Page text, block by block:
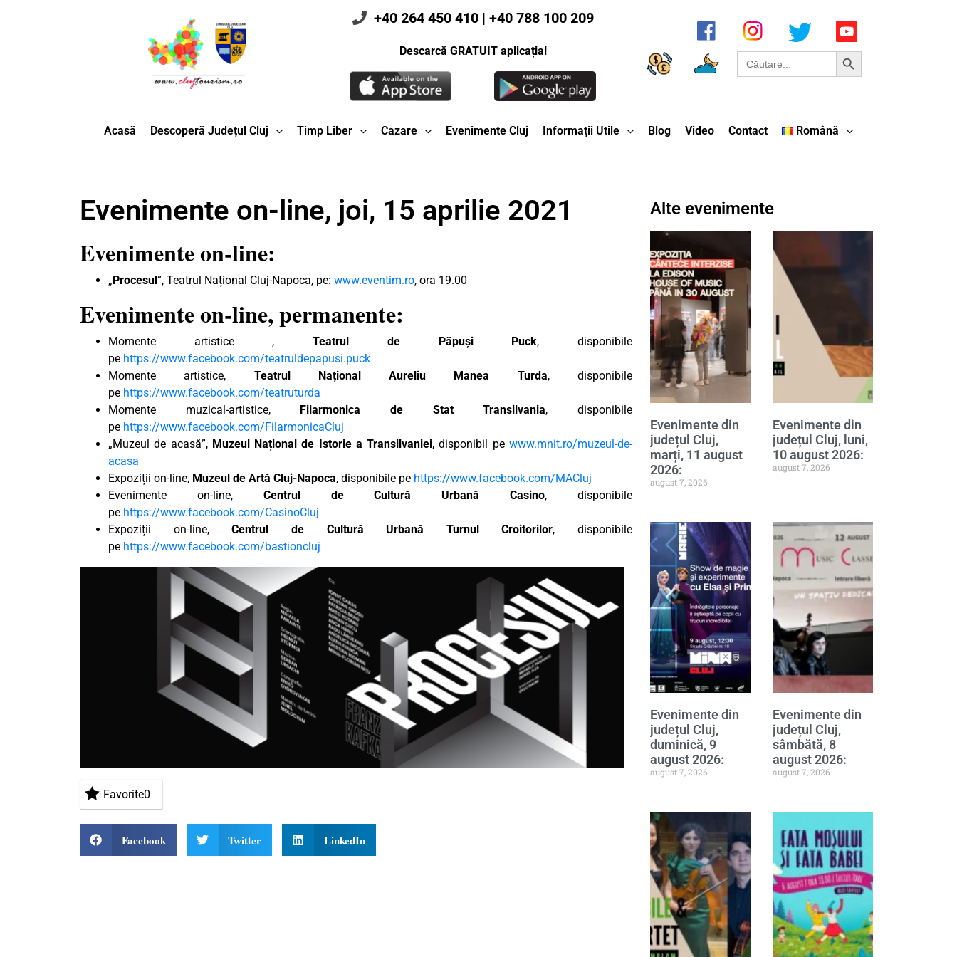
+40 264 450 410 | +40 788 100 209
Descarcă GRATUIT aplicația! Search
for:
Search Button
Acasă Descoperă Județul Cluj Timp Liber Cazare Evenimente Cluj Informații Utile Blog Video Contact Română
Evenimente on-line, joi, 15 aprilie 2021
Evenimente on-line:
„ Procesul ”, Teatrul Național Cluj-Napoca, pe: www.eventim.ro, ora 19.00
Evenimente on-line, permanente:
Momente artistice ,Teatrul de Păpuși Puck, disponibile
pe https://www.facebook.com/teatruldepapusi.puck
Momente artistice, Teatrul Național Aureliu Manea Turda, disponibile
pe https://www.facebook.com/teatruturda
Momente muzical-artistice,
Filarmonica de Stat Transilvania, disponibile
pe https://www.facebook.com/FilarmonicaCluj
„Muzeul de acasă”, Muzeul Național de Istorie a Transilvaniei, disponibil pewww.mnit.ro/muzeul-de-
acasa
Expoziții on-line, Muzeul de Artă Cluj-Napoca, disponibile pe https://www.facebook.com/MACluj
Evenimente on-line, Centrul de Cultură Urbană Casino, disponibile
pe https://www.facebook.com/CasinoCluj
Expoziții on-line,Centrul de Cultură Urbană Turnul Croitorilor, disponibile
pe https://www.facebook.com/bastioncluj
Favorite0
Facebook Twitter LinkedIn
Alte evenimente
Evenimente din
județul Cluj,
marți, 11 august
2026:
august 7, 2026
Evenimente din
județul Cluj, luni,
10 august 2026:
august 7, 2026
Evenimente din
județul Cluj,
duminică, 9
august 2026:
august 7, 2026
Evenimente din
județul Cluj,
sâmbătă, 8
august 2026:
august 7, 2026